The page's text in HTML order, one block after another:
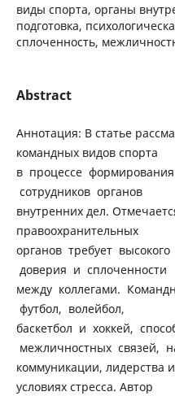
виды спорта, органы
подготовка,
сплоченность,
Abstract
Аннотация: В статье
командных видов спорта
в процессе
сотрудников органов
внутренних дел.
правоохранительных
органов требует
доверия и сплоченности
между коллегами.
футбол, волейбол,
баскетбол и хоккей,
межличностных связей,
коммуникации, лидерства
условиях стресса. Автор